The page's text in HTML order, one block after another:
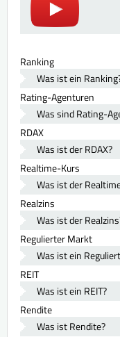
Ranking
Was ist ein
Rating-Agenturen
Was sind Rating-
RDAX
Was ist der RDAX?
Realtime-Kurs
Was ist der
Realzins
Was ist der
Regulierter Markt
Was ist ein
REIT
Was ist ein REIT?
Rendite
Was ist Rendite?